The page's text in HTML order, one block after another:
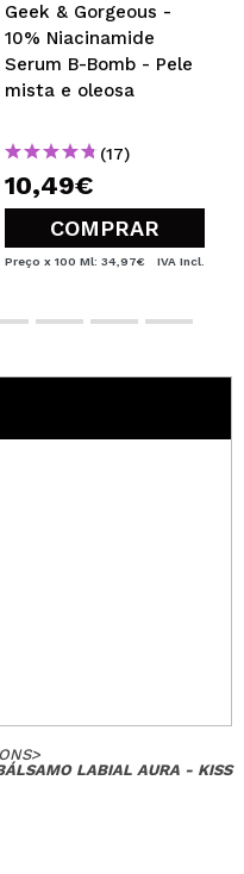
Geek & Gorgeous -
10% Niacinamide
Serum B-Bomb - Pele
mista e oleosa
(17)
10,49€
COMPRAR
Preço x 100 Ml: 34,97€ IVA Incl.
>
LABIAL AURA - KISS